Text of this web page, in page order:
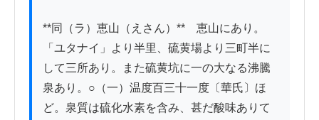
**同（ラ）恵山（えさん）**　恵山にあり。
「ユタナイ」より半里、硫黄場より三町半に
して三所あり。また硫黄坑に一の大なる沸騰
泉あり。○（一）温度百三十一度〔華氏〕ほ
ど。泉質は硫化水素を含み、甚だ酸味ありて